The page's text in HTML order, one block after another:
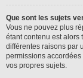
Que sont les sujets
Vous ne pouvez plus
étant contenu est alors
différentes raisons par
permissions
vos propres sujets.